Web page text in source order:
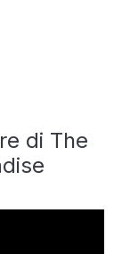
di The